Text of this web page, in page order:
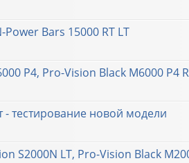
Bars 15000 RT LT
P4, Pro-Vision Black M6000 P4
- тестирование новой модели
S2000N LT, Pro-Vision Black